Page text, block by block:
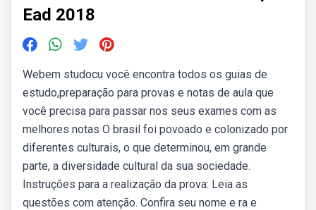
Ead 2018
Webem studocu você encontra todos os guias de
estudo,preparação para provas e notas de aula que
você precisa para passar nos seus exames com as
melhores notas O brasil foi povoado e colonizado por
diferentes culturais, o que determinou, em grande
parte, a diversidade cultural da sua sociedade.
Instruções para a realização da prova: Leia as
questões com atenção. Confira seu nome e ra e